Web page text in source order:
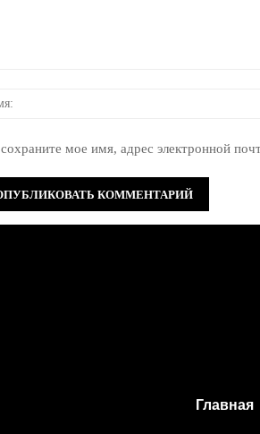
сохраните мое имя, адрес электронной
Главная